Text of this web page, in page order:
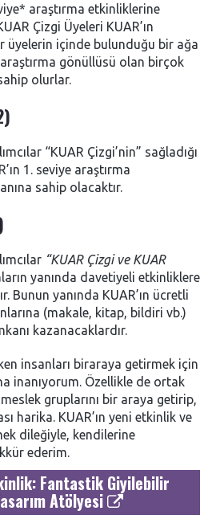
araştırma etkinliklerine
Çizgi Üyeleri KUAR’ın
üyelerin içinde bulunduğu bir ağa
gönüllüsü olan birçok
olurlar.
“KUAR Çizgi’nin” sağladığı
1. seviye araştırma
sahip olacaktır.
“KUAR Çizgi ve KUAR
yanında davetiyeli etkinliklere
Bunun yanında KUAR’ın ücretli
(makale, kitap, bildiri vb.)
kazanacaklardır.
insanları biraraya getirmek için
inanıyorum. Özellikle de ortak
gruplarını bir araya getirip,
harika. KUAR’ın yeni etkinlik ve
dileğiyle, kendilerine
ederim.
Fantastik Giyilebilir
Atölyesi